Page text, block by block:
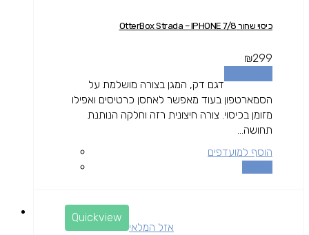
כיסוי שחור OtterBox Strada – IPHONE 7/8
₪299
דגם דק, המגן בצורה מושלמת על
הסמארטפון בעוד מאפשר לאחסן כרטיסים ואפילו
מזומן בכיסוי. צורה חיצונית רזה וחלקה הנותנת
תחושה...
הוסף למועדפים
Quickview
אזל המלאי